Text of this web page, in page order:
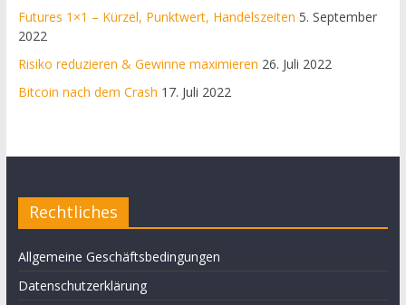
Futures 1×1 – Kürzel, Punktwert, Handelszeiten 5. September
2022
Risiko reduzieren & Gewinne maximieren 26. Juli 2022
Bitcoin nach dem Crash 17. Juli 2022
Rechtliches
Allgemeine Geschäftsbedingungen
Datenschutzerklärung